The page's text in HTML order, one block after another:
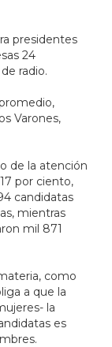
presidentes
24
radio.
Varones,
de la atención
por ciento,
candidatas
mientras
mil 871
como
a que la
la
es